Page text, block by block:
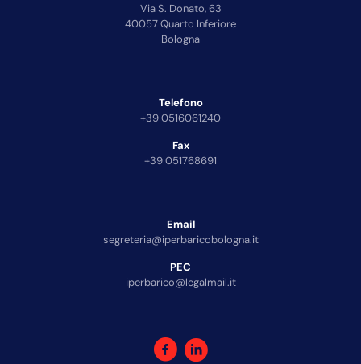
Via S. Donato, 63
40057 Quarto Inferiore
Bologna
Telefono
+39 0516061240
Fax
+39 051768691
Email
segreteria@iperbaricobologna.it
PEC
iperbarico@legalmail.it